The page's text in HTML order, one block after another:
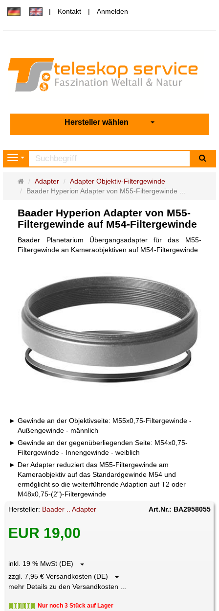
Kontakt Anmelden
Hersteller wählen
Navigation
Startseite
Adapter
Adapter Objektiv-Filtergewinde
Baader Hyperion Adapter von M55-Filtergewinde ...
Baader Hyperion Adapter von M55-
Filtergewinde auf M54-Filtergewinde
Baader Planetarium Übergangsadapter für das M55-
Filtergewinde an Kameraobjektiven auf M54-Filtergewinde
Gewinde an der Objektivseite: M55x0,75-Filtergewinde -
Außengewinde - männlich
Gewinde an der gegenüberliegenden Seite: M54x0,75-
Filtergewinde - Innengewinde - weiblich
Der Adapter reduziert das M55-Filtergewinde am
Kameraobjektiv auf das Standardgewinde M54 und
ermöglicht so die weiterführende Adaption auf T2 oder
M48x0,75-(2")-Filtergewinde
Hersteller: Baader .. Adapter Art.Nr.: BA2958055
EUR 19,00
inkl. 19 % MwSt (DE)
zzgl. 7,95 € Versandkosten (DE)
mehr Details zu den Versandkosten ...
Nur noch 3 Stück auf Lager